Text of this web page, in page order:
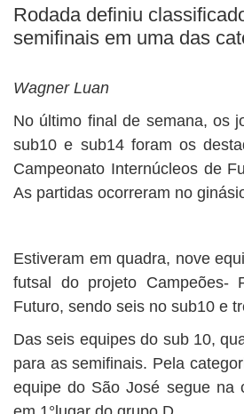
Rodada definiu
semifinais em uma das
Wagner Luan
No último final de semana, os
sub10 e sub14 foram os
Campeonato Internúcleos de
As partidas ocorreram no
Estiveram em quadra, nove
futsal do projeto Campeões-
Futuro, sendo seis no sub10 e
Das seis equipes do sub 10,
para as semifinais. Pela
equipe do São José segue na